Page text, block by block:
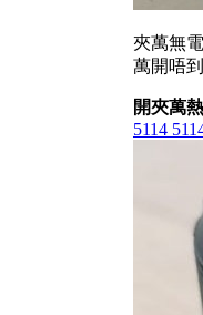
夾萬無
萬開唔
開夾萬
5114